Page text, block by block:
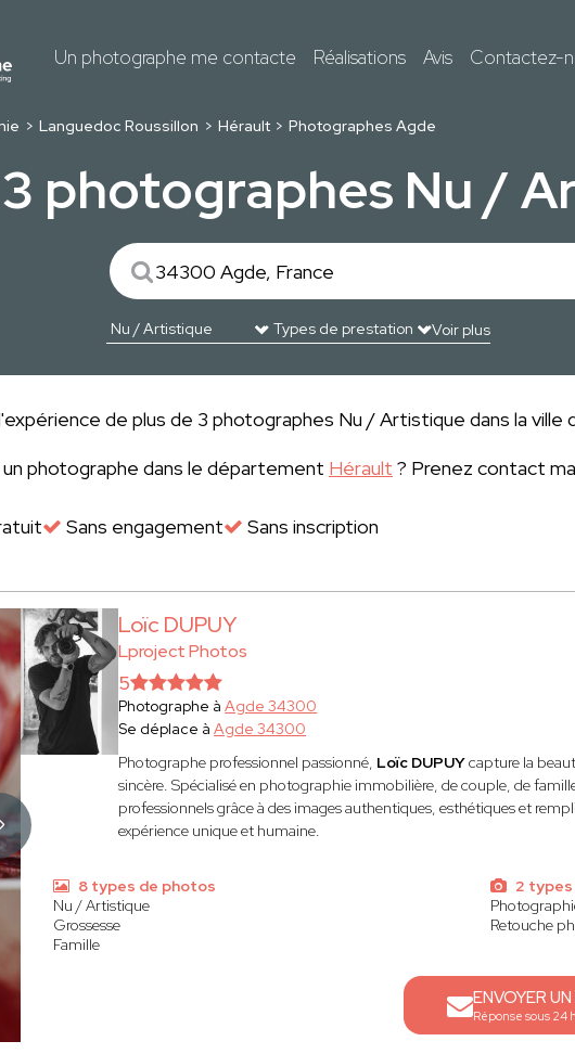
Un photographe me contacte Réalisations Avis Contactez-
Languedoc Roussillon Hérault Photographes Agde
3 photographes Nu /
Voir plus
de plus de 3 photographes Nu / Artistique dans la
photographe dans le département Hérault ? Prenez contact
Sans engagement Sans inscription
Loïc DUPUY
Lproject Photos
5
Photographe àAgde 34300
Se déplace àAgde 34300
Photographe professionnel passionné, Loïc DUPUYcapture la
sincère. Spécialisé en photographie immobilière, de couple, de
professionnels grâce à des images authentiques, esthétiques et
expérience unique et humaine.
8 types de photos
Nu / Artistique
Grossesse
Famille
2
Retouche
ENVOYER
Réponse sous 24